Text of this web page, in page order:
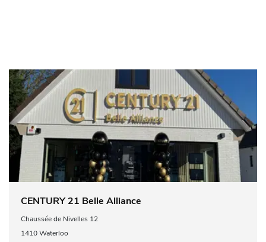
CENTURY 21 Belle Alliance
Chaussée de Nivelles 12
1410 Waterloo